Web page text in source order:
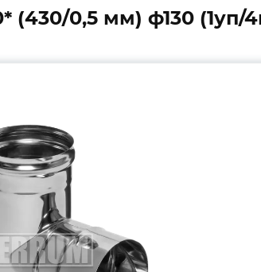
(430/0,5 мм) ф130 (1уп/